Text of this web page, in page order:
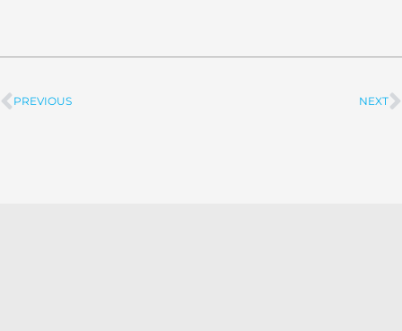
Prev
PREVIOUS NEXT